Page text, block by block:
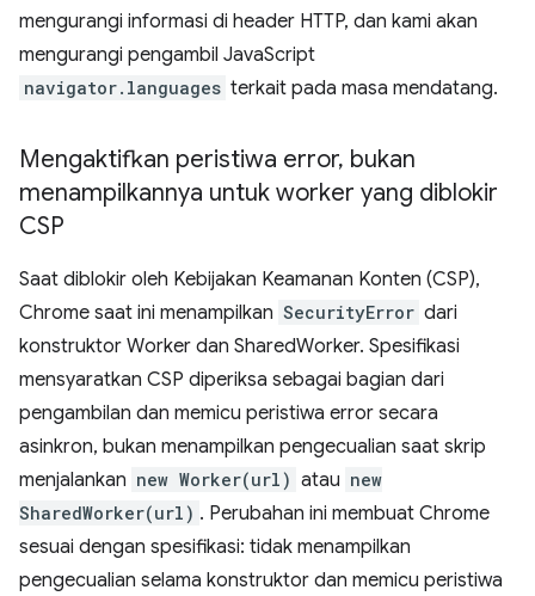
mengurangi informasi di header HTTP, dan kami akan
mengurangi pengambil JavaScript
navigator.languages terkait pada masa mendatang.
Mengaktifkan peristiwa error, bukan
menampilkannya untuk worker yang diblokir
CSP
Saat diblokir oleh Kebijakan Keamanan Konten (CSP),
Chrome saat ini menampilkan SecurityError dari
konstruktor Worker dan SharedWorker. Spesifikasi
mensyaratkan CSP diperiksa sebagai bagian dari
pengambilan dan memicu peristiwa error secara
asinkron, bukan menampilkan pengecualian saat skrip
menjalankan new Worker(url) atau new
SharedWorker(url) . Perubahan ini membuat Chrome
sesuai dengan spesifikasi: tidak menampilkan
pengecualian selama konstruktor dan memicu peristiwa